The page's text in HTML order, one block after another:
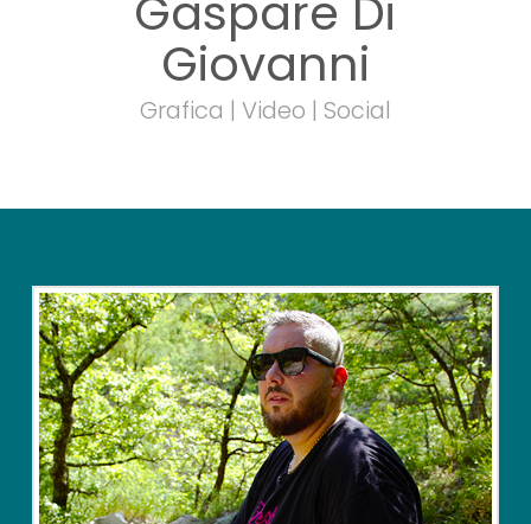
Gaspare Di
Giovanni
Grafica | Video | Social